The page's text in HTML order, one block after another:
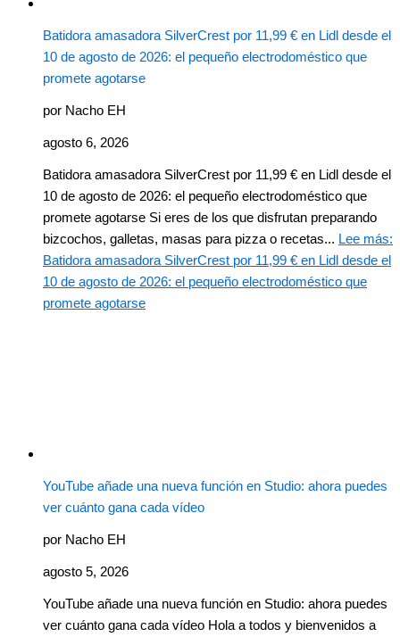
Batidora amasadora SilverCrest por 11,99 € en Lidl desde el
10 de agosto de 2026: el pequeño electrodoméstico que
promete agotarse
por Nacho EH
agosto 6, 2026
Batidora amasadora SilverCrest por 11,99 € en Lidl desde el
10 de agosto de 2026: el pequeño electrodoméstico que
promete agotarse Si eres de los que disfrutan preparando
bizcochos, galletas, masas para pizza o recetas... Lee más:
Batidora amasadora SilverCrest por 11,99 € en Lidl desde el
10 de agosto de 2026: el pequeño electrodoméstico que
promete agotarse
YouTube añade una nueva función en Studio: ahora puedes
ver cuánto gana cada vídeo
por Nacho EH
agosto 5, 2026
YouTube añade una nueva función en Studio: ahora puedes
ver cuánto gana cada vídeo Hola a todos y bienvenidos a